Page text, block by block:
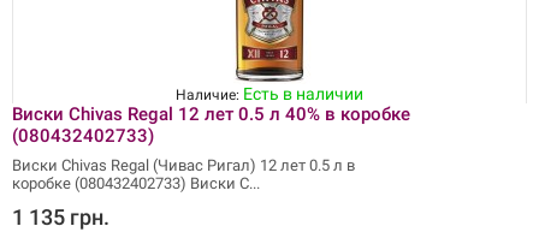
Наличие: Есть в наличии
Виски Chivas Regal 12 лет 0.5 л 40% в коробке
(080432402733)
Виски Chivas Regal (Чивас Ригал) 12 лет 0.5 л в
коробке (080432402733) Виски C
1 135 грн.